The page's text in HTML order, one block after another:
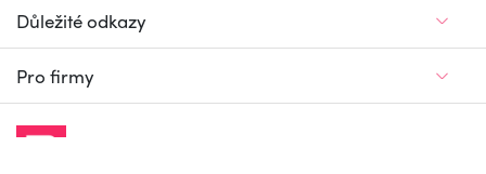
Důležité odkazy
Pro firmy